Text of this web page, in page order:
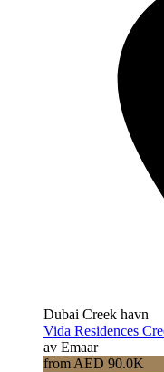
Dubai Creek havn
Vida Residences
av Emaar
from AED 90.0K